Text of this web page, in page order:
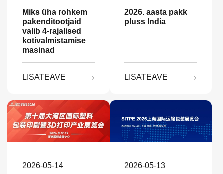
Miks üha rohkem
pakenditootjaid
valib 4-rajalised
kotivalmistamise
masinad
LISATEAVE 
2026. aasta pakk
pluss India
LISATEAVE 
2026-05-14 2026-05-13